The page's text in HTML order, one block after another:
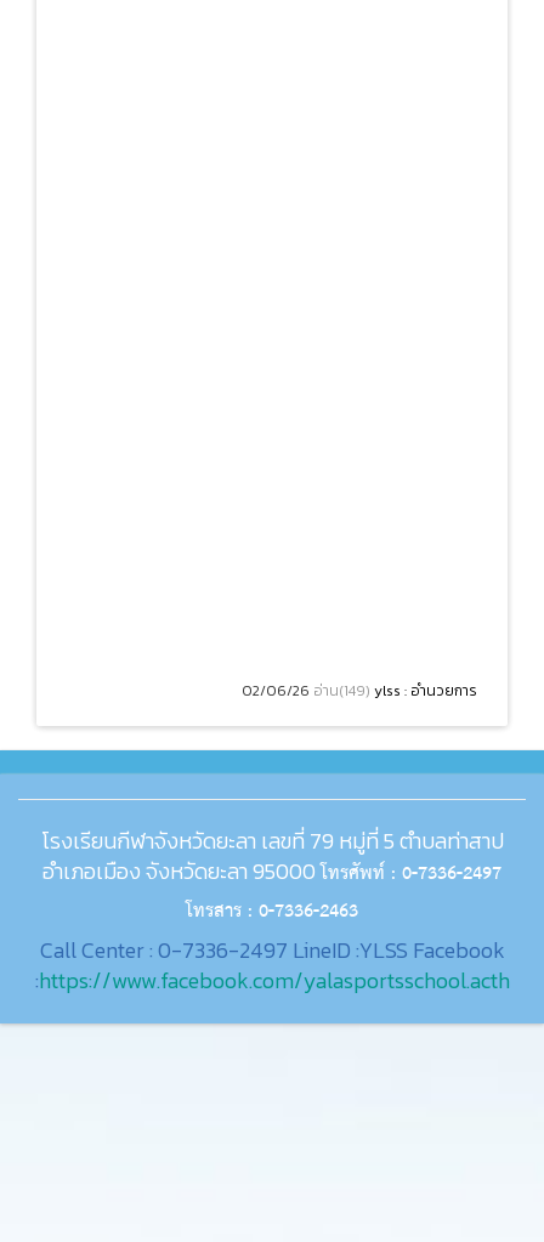
02/06/26 อ่าน(149) ylss : อำนวยการ
โรงเรียนกีฬาจังหวัดยะลา เลขที่ 79 หมู่ที่ 5 ตำบลท่าสาป
อำเภอเมือง จังหวัดยะลา 95000โทรศัพท์ : 0-7336-2497
โทรสาร : 0-7336-2463
Call Center : 0-7336-2497 LineID :YLSS Facebook
:https://www.facebook.com/yalasportsschool.acth